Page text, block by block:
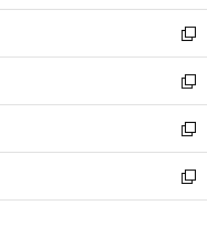
開
く
ウ
で
開
く
ン
ド
ウ
で
開
く
ウ
ィ
ン
ド
ウ
で
開
く
し
い
ウ
ィ
ン
ド
ウ
で
開
新
し
い
ウ
ィ
ン
ド
ウ
新
し
い
ウ
ィ
ン
新
し
い
ウ
新
し